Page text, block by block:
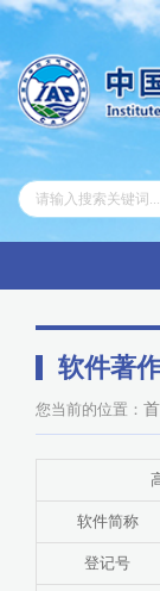
软件著
您当前的位置：
软件简称
登记号